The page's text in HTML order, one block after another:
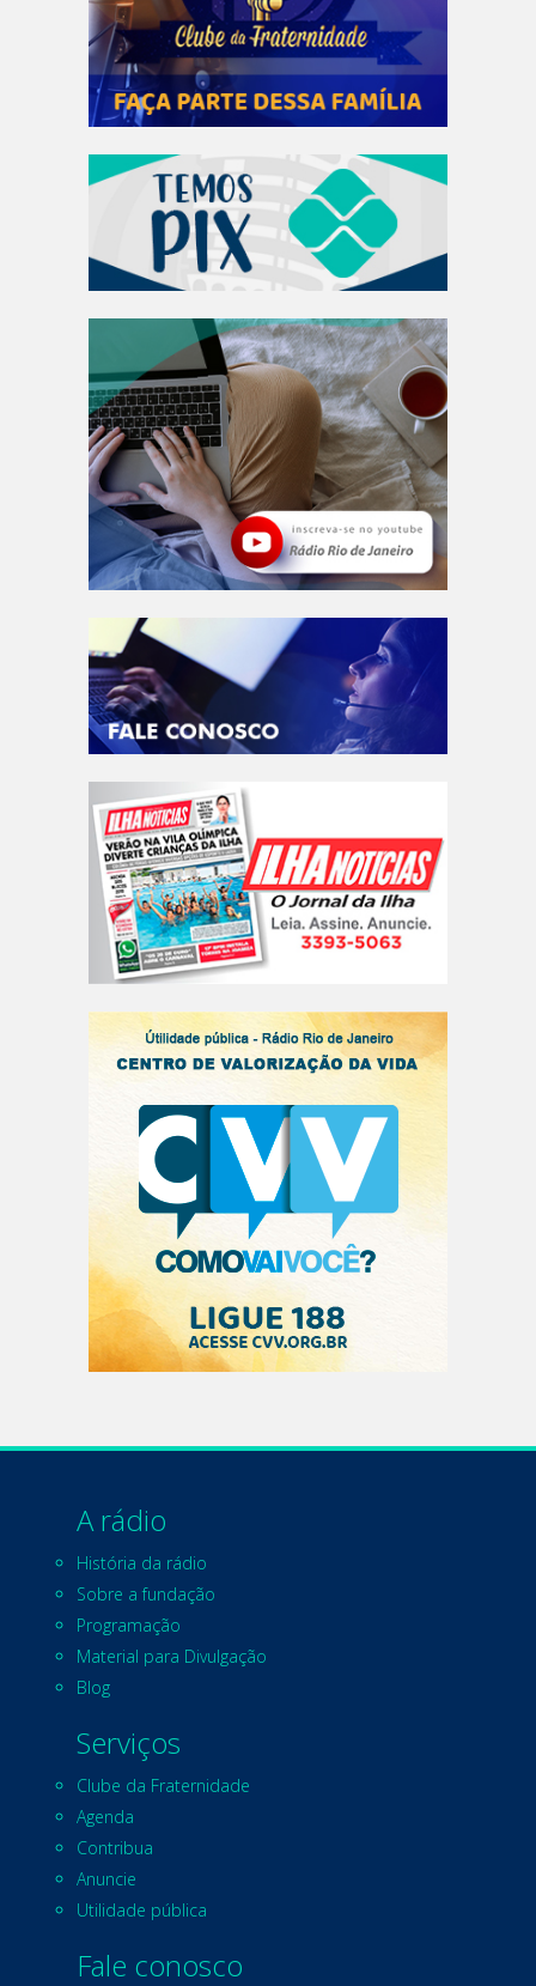
A rádio
História da rádio
Sobre a fundação
Programação
Material para Divulgação
Blog
Serviços
Clube da Fraternidade
Agenda
Contribua
Anuncie
Utilidade pública
Fale conosco